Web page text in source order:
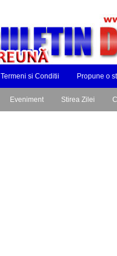
Termeni si Conditii Propune o
Eveniment Stirea Zilei